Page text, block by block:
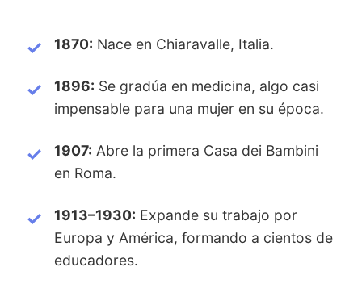
1870: Nace en Chiaravalle, Italia.
1896: Se gradúa en medicina, algo casi
impensable para una mujer en su época.
1907: Abre la primera Casa dei Bambini
en Roma.
1913–1930: Expande su trabajo por
Europa y América, formando a cientos de
educadores.